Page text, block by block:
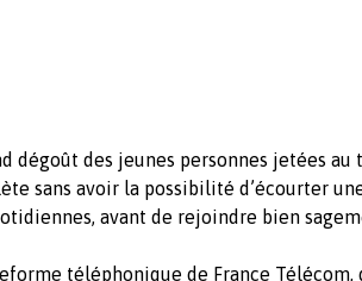
dégoût des jeunes personnes jetées au
sans avoir la possibilité d’écourter
avant de rejoindre bien
téléphonique de France